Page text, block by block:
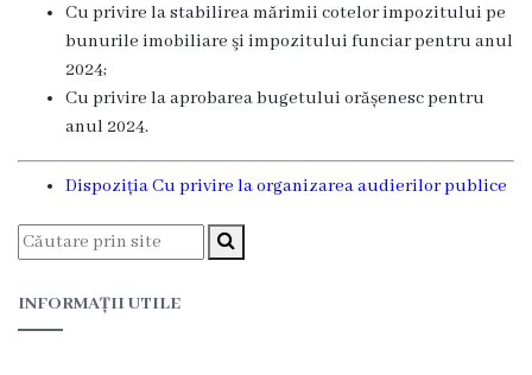
Rapoartele
primarului
Proiecte
investiționale
Proiecte
în
Cu privire la stabilirea mărimii cotelor impozitului pe
bunurile imobiliare şi impozitului funciar pentru anul
2024;
Cu privire la aprobarea bugetului orășenesc pentru
anul 2024.
Dispoziția Cu privire la organizarea audierilor publice
INFORMAȚII UTILE